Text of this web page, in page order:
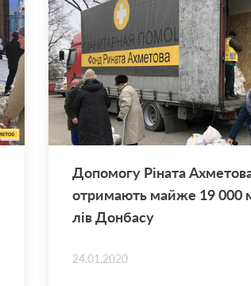
До­по­мо­гу Рі­на­та
отри­ма­ють майже 19
лів Дон­ба­су
24.01.2020